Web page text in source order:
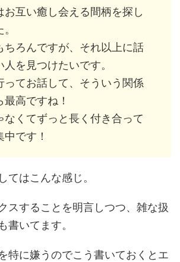
お互い癒し会える間柄を探し
ちろんですが、それ以上に話
人を見つけたいです。
ってお話して、そういう関係
高ですね！
なくてずっと長く付き合って
です！
てはこんな感じ。
スすることを明言しつつ、雑な扱
書いてます。
特に嫌うのでこう書いておくとエ